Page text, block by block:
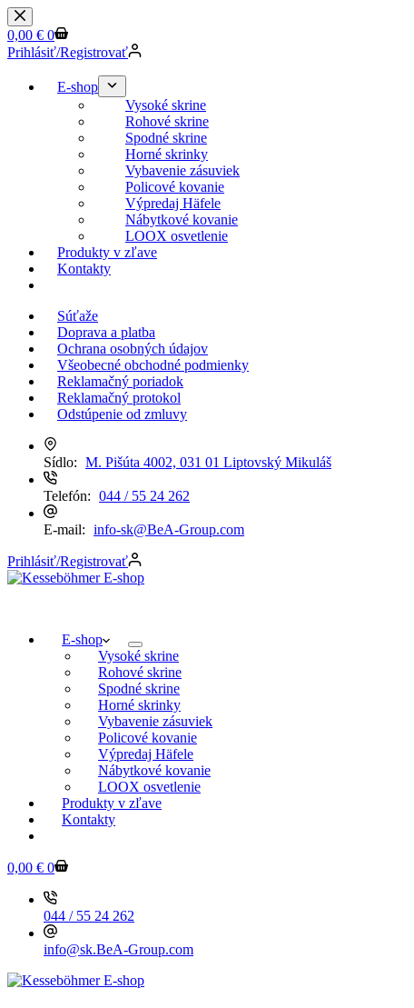
0,00 € 0
Prihlásiť/Registrovať
E-shop
Vysoké skrine
Rohové skrine
Spodné skrine
Horné skrinky
Vybavenie zásuviek
Policové kovanie
Výpredaj Häfele
Nábytkové kovanie
LOOX osvetlenie
Produkty v zľave
Kontakty
Súťaže
Doprava a platba
Ochrana osobných údajov
Všeobecné obchodné podmienky
Reklamačný poriadok
Reklamačný protokol
Odstúpenie od zmluvy
Sídlo: M. Pišúta 4002, 031 01 Liptovský Mikuláš
Telefón: 044 / 55 24 262
E-mail: info-sk@BeA-Group.com
Prihlásiť/Registrovať
E-shop
Vysoké skrine
Rohové skrine
Spodné skrine
Horné skrinky
Vybavenie zásuviek
Policové kovanie
Výpredaj Häfele
Nábytkové kovanie
LOOX osvetlenie
Produkty v zľave
Kontakty
0,00 € 0
044 / 55 24 262
info@sk.BeA-Group.com